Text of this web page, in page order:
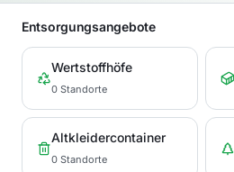
Entsorgungsangebote
Wertstoffhöfe
0 Standorte
Altkleidercontainer
0 Standorte